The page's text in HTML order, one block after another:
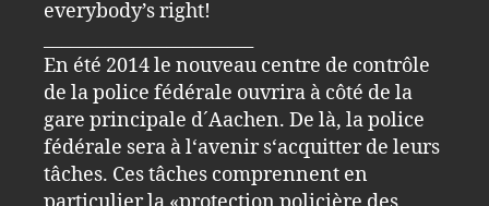
everybody’s right!
En été 2014 le nouveau centre de contrôle
de la police fédérale ouvrira à côté de la
gare principale d´Aachen. De là, la police
fédérale sera à l‘avenir s‘acquitter de leurs
tâches. Ces tâches comprennent en